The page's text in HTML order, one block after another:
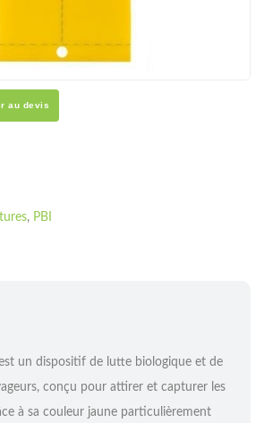
au devis
, PBI
un dispositif de lutte biologique et de
conçu pour attirer et capturer les
à sa couleur jaune particulièrement